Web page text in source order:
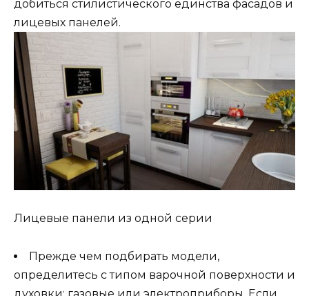
добиться стилистического единства фасадов и
лицевых панелей.
Лицевые панели из одной серии
Прежде чем подбирать модели,
определитесь с типом варочной поверхности и
духовки: газовые или электроприборы. Если